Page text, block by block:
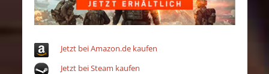
Jetzt bei Amazon.de kaufen
Jetzt bei Steam kaufen